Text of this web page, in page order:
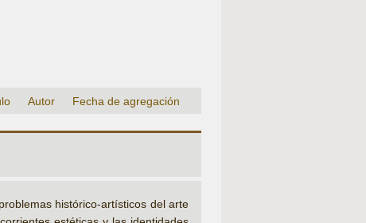
Autor Fecha de agregación
histórico-artísticos del arte